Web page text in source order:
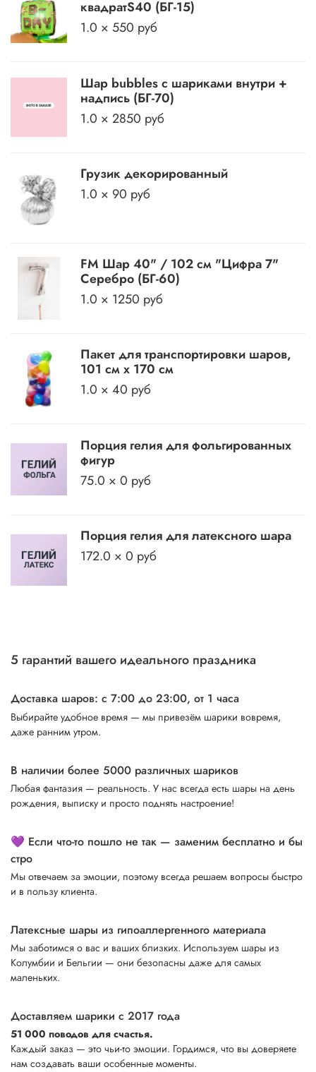
квадратS40 (БГ-15)
1.0 × 550 руб
Шар bubbles с шариками внутри +
надпись (БГ-70)
1.0 × 2850 руб
Грузик декорированный
1.0 × 90 руб
FM Шар 40" / 102 см "Цифра 7"
Серебро (БГ-60)
1.0 × 1250 руб
Пакет для транспортировки шаров,
101 см х 170 см
1.0 × 40 руб
Порция гелия для фольгированных
фигур
75.0 × 0 руб
Порция гелия для латексного шара
172.0 × 0 руб
5 гарантий вашего идеального праздника
Доставка шаров: с 7:00 до 23:00, от 1 часа
Выбирайте удобное время — мы привезём шарики вовремя,
даже ранним утром.
В наличии более 5000 различных шариков
Любая фантазия — реальность. У нас всегда есть шары на день
рождения, выписку и просто поднять настроение!
💜 Если что-то пошло не так — заменим бесплатно и бы
стро
Мы отвечаем за эмоции, поэтому всегда решаем вопросы быстро
и в пользу клиента.
Латексные шары из гипоаллергенного материала
Мы заботимся о вас и ваших близких. Используем шары из
Колумбии и Бельгии — они безопасны даже для самых
маленьких.
Доставляем шарики с 2017 года
51 000 поводов для счастья.
Каждый заказ — это чьи-то эмоции. Гордимся, что вы доверяете
нам создавать ваши особенные моменты.